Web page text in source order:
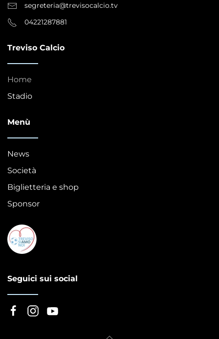
segreteria@trevisocalcio.tv
04221287881
Treviso Calcio
Home
Stadio
Menù
News
Società
Biglietteria e shop
Sponsor
Seguici sui social